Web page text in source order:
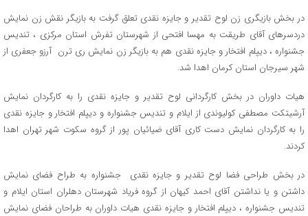
در بخش بازیگری زن لوح تقدیر و جایزه نقدی تعلق گرفت به بازیگر نقش زن نمایش
دردسرهای آقای طریقت به مهسا افتحی از شهرستان تفرش استان مرکزی ، تندیس
جشنواره ، دیپلم افتخار و جایزه نقدی هم به بازیگر زن نمایش ری ترن آرزو جعفری از
شهر سیرجان استان کرمان اهدا شد.
هیات داوران در بخش کارگردانی لوح تقدیر و جایزه نقدی را به کارگردان نمایش
آرشیتکت مصطفی کولیوندی از ایلام و تندیس جشنواره و دیپلم افتخار و جایزه نقدی
را به کارگردان نمایش دست کاری آقای ضیائیان پور از گروه سکوت شهر تهران اهدا
کردند.
در بخش طراحی فضا لوح تقدیر و جایزه نقدی جشنواره به طراح فضای نمایش
داشتن و یا نداشتن آقای احمد کیهان از گروه فریاد شهرستان دهلران استان ایلام و
تندیس جشنواره ، دیپلم افتخار و جایزه نقدی هیات داوران به طراحان فضای نمایش